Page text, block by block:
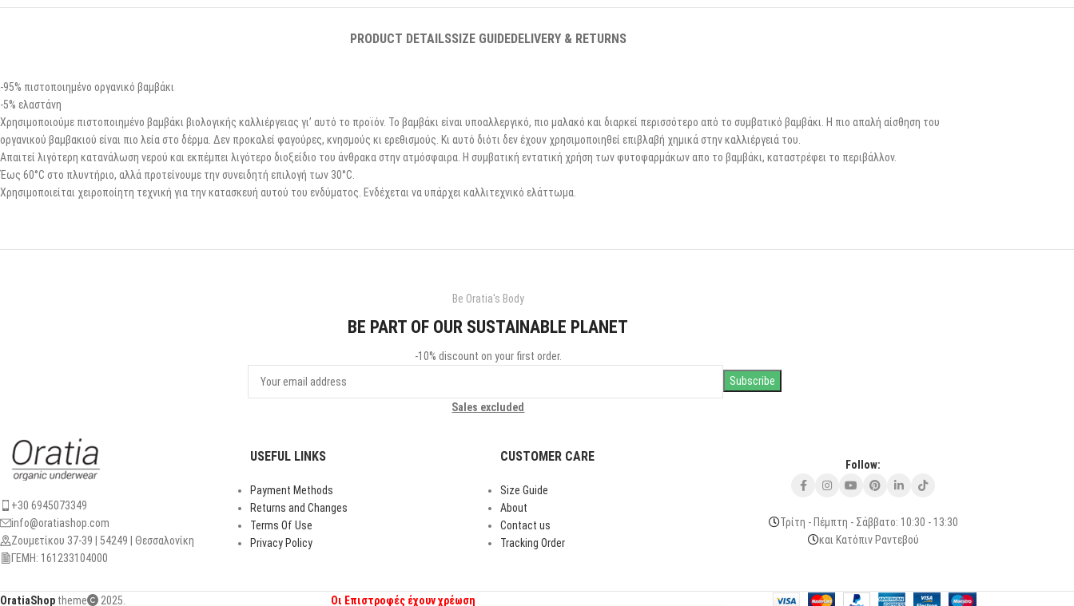
PRODUCT DETAILSSIZE GUIDEDELIVERY & RETURNS
-95% πιστοποιημένο οργανικό βαμβάκι
-5% ελαστάνη
Χρησιμοποιούμε πιστοποιημένο βαμβάκι βιολογικής καλλιέργειας γι’ αυτό το προϊόν. Το βαμβάκι είναι υποαλλεργικό, πιο μαλακό και διαρκεί περισσότερο από το συμβατικό βαμβάκι. Η πιο απαλή αίσθηση του
οργανικού βαμβακιού είναι πιο λεία στο δέρμα. Δεν προκαλεί φαγούρες, κνησμούς κι ερεθισμούς. Κι αυτό διότι δεν έχουν χρησιμοποιηθεί επιβλαβή χημικά στην καλλιέργειά του.
Απαιτεί λιγότερη κατανάλωση νερού και εκπέμπει λιγότερο διοξείδιο του άνθρακα στην ατμόσφαιρα. Η συμβατική εντατική χρήση των φυτοφαρμάκων απο το βαμβάκι, καταστρέφει το περιβάλλον.
Έως 60°C στο πλυντήριο, αλλά προτείνουμε την συνειδητή επιλογή των 30°C.
Χρησιμοποιείται χειροποίητη τεχνική για την κατασκευή αυτού του ενδύματος. Ενδέχεται να υπάρχει καλλιτεχνικό ελάττωμα.
Be Oratia's Body
BE PART OF OUR SUSTAINABLE PLANET
-10% discount on your first order.
Sales excluded
+30 6945073349
info@oratiashop.com
Ζουμετίκου 37-39 | 54249 | Θεσσαλονίκη
ΓΕΜΗ: 161233104000
USEFUL LINKS
Payment Methods
Returns and Changes
Terms Of Use
Privacy Policy
CUSTOMER CARE
Size Guide
About
Contact us
Tracking Order
Follow:
Τρίτη - Πέμπτη - Σάββατο: 10:30 - 13:30
και Κατόπιν Ραντεβού
OratiaShop theme 2025. Οι Επιστροφές έχουν χρέωση